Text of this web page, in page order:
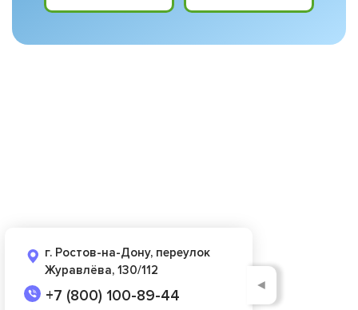
г. Ростов-на-Дону, переулок
Журавлёва, 130/112
+7 (800) 100-89-44
◄